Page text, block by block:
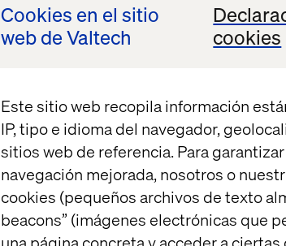
Cookies en el sitio
web de Valtech
cookies
Este sitio web recopila información
IP, tipo e idioma del navegador,
sitios web de referencia. Para
navegación mejorada, nosotros o
cookies (pequeños archivos de texto
beacons” (imágenes electrónicas que
una página concreta y acceder a